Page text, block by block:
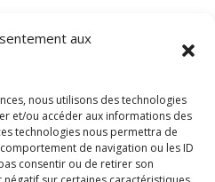
aux
nous utilisons des technologies
et/ou accéder aux informations des
technologies nous permettra de
de navigation ou les ID
consentir ou de retirer son